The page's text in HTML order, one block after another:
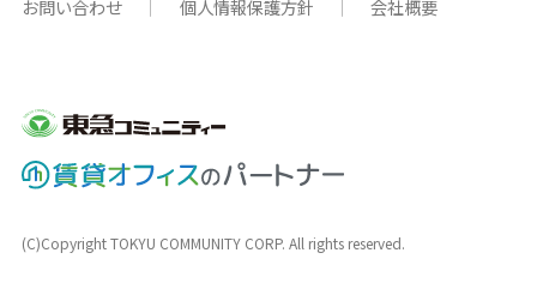
お問い合わせ 個人情報保護方針 会社概要
(C)Copyright TOKYU COMMUNITY CORP. All rights reserved.